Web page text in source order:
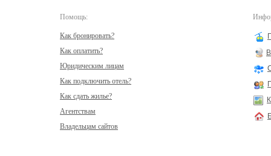
Помощь:
Как бронировать?
Как оплатить?
Юридическим лицам
Как подключить отель?
Как сдать жилье?
Агентствам
Владельцам сайтов